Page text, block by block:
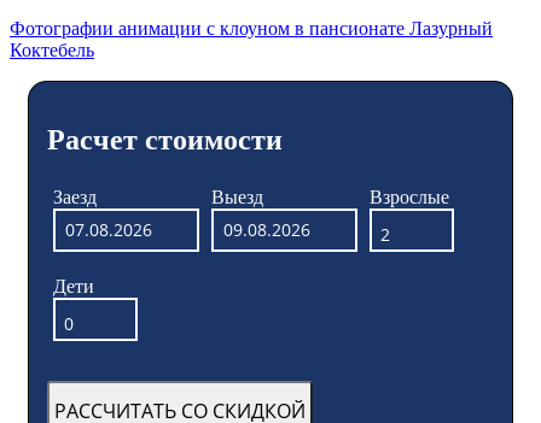
Фотографии анимации с клоуном в пансионате Лазурный
Коктебель
Расчет стоимости
Заезд Выезд Взрослые
Дети